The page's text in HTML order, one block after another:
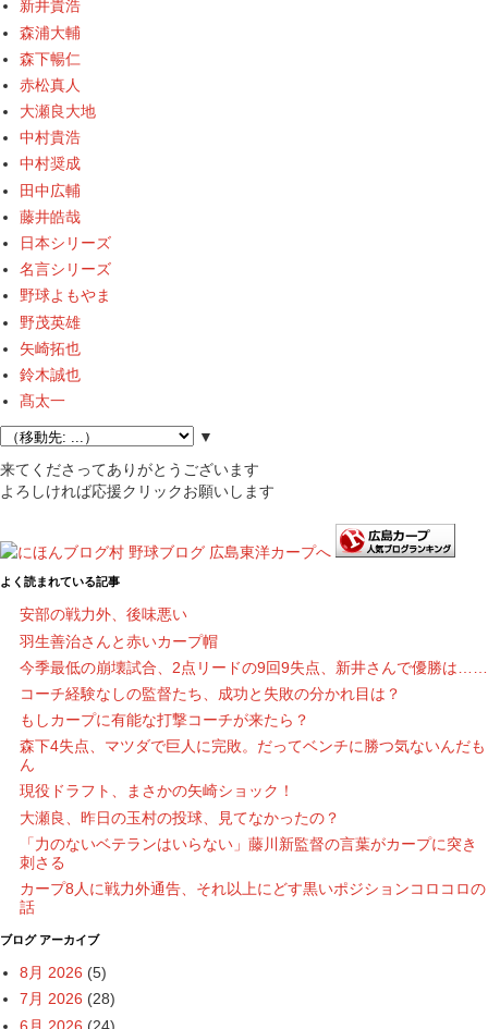
新井貴浩
森浦大輔
森下暢仁
赤松真人
大瀬良大地
中村貴浩
中村奨成
田中広輔
藤井皓哉
日本シリーズ
名言シリーズ
野球よもやま
野茂英雄
矢崎拓也
鈴木誠也
髙太一
▼
来てくださってありがとうございます
よろしければ応援クリックお願いします
よく読まれている記事
安部の戦力外、後味悪い
羽生善治さんと赤いカープ帽
今季最低の崩壊試合、2点リードの9回9失点、新井さんで優勝は……
コーチ経験なしの監督たち、成功と失敗の分かれ目は？
もしカープに有能な打撃コーチが来たら？
森下4失点、マツダで巨人に完敗。だってベンチに勝つ気ないんだも
ん
現役ドラフト、まさかの矢崎ショック！
大瀬良、昨日の玉村の投球、見てなかったの？
「力のないベテランはいらない」藤川新監督の言葉がカープに突き
刺さる
カープ8人に戦力外通告、それ以上にどす黒いポジションコロコロの
話
ブログ アーカイブ
8月 2026 (5)
7月 2026 (28)
6月 2026 (24)